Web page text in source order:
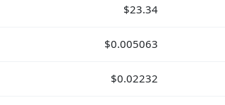
$23.34
$0.005063
$0.02232